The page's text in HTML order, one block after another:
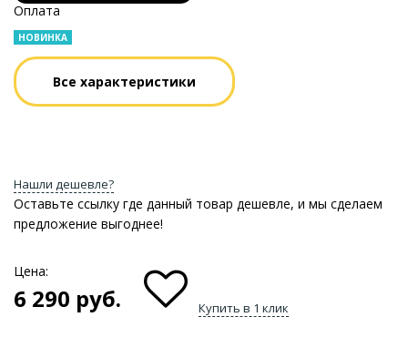
Оплата
НОВИНКА
Все характеристики
Нашли дешевле?
Оставьте ссылку где данный товар дешевле, и мы сделаем
предложение выгоднее!
Цена:
6 290 руб. Купить в 1 клик